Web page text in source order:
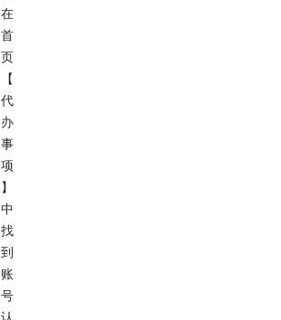
在
首
页
【
代
办
事
项
】
中
找
到
账
号